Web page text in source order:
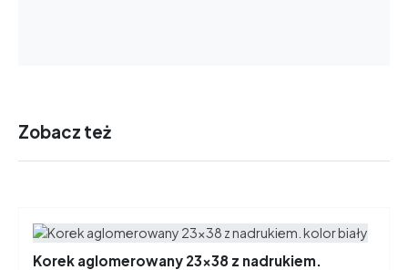
Zobacz też
Korek aglomerowany 23x38 z nadrukiem.